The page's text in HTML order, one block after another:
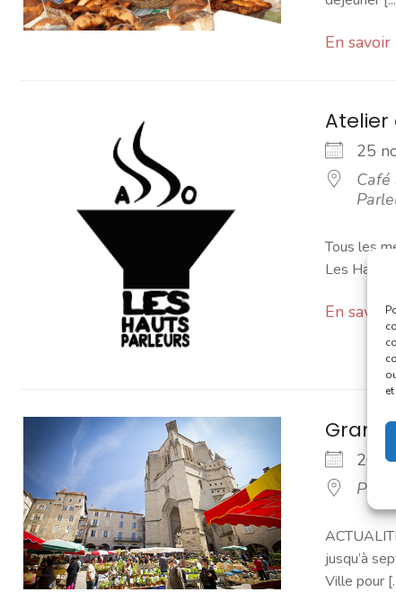
En
Atelier
25
Café
Tous les
Les Hauts
En
Grand
26
jusqu’à
Ville pour